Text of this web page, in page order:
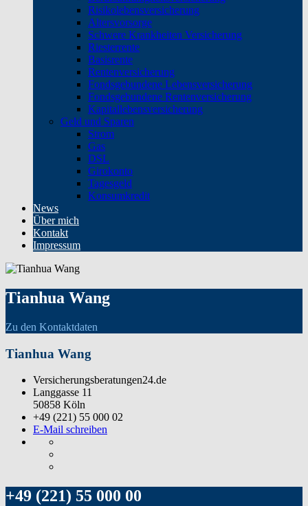
Risikolebensversicherung
Altersvorsorge
Schwere Krankheiten Versicherung
Riesterrente
Basisrente
Rentenversicherung
Fondsgebundene Lebensversicherung
Fondsgebundene Rentenversicherung
Kapitallebensversicherung
Geld und Sparen
Strom
Gas
DSL
Girokonto
Tagesgeld
Konsumkredit
News
Über mich
Kontakt
Impressum
Tianhua Wang
Zu den Kontaktdaten
Tianhua Wang
Versicherungsberatungen24.de
Langgasse 11
50858 Köln
+49 (221) 55 000 02
E-Mail schreiben
+49 (221) 55 000 00